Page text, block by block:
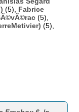
(5), Fabrice
(5),
(5),